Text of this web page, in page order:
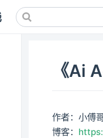
《Ai
作者：小傅
博客：